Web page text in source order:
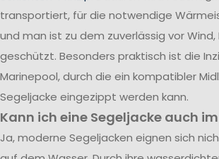
transportiert, für die notwendige
und man ist zu dem zuverlässig vor
geschützt. Besonders praktisch ist die
Marinepool, durch die ein kompatibler
Segeljacke eingezippt werden kann.
Kann ich eine Segeljacke auch
Ja, moderne Segeljacken eignen sich